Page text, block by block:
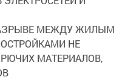
МЕЖДУ ЖИЛЫМ
НЕ
МАТЕРИАЛОВ,